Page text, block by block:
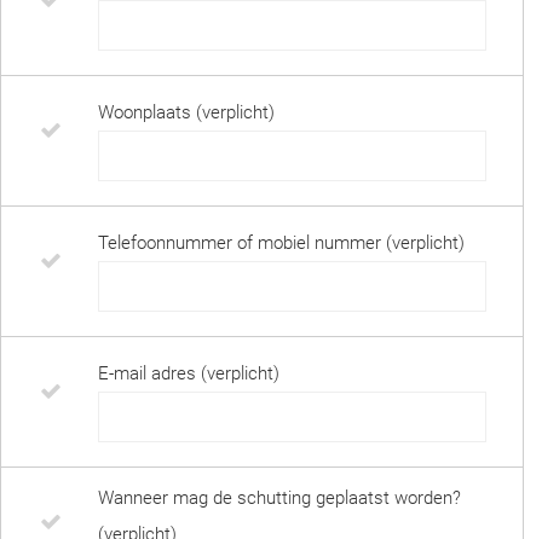
Woonplaats (verplicht)
Telefoonnummer of mobiel nummer (verplicht)
E-mail adres (verplicht)
Wanneer mag de schutting geplaatst worden?
(verplicht)